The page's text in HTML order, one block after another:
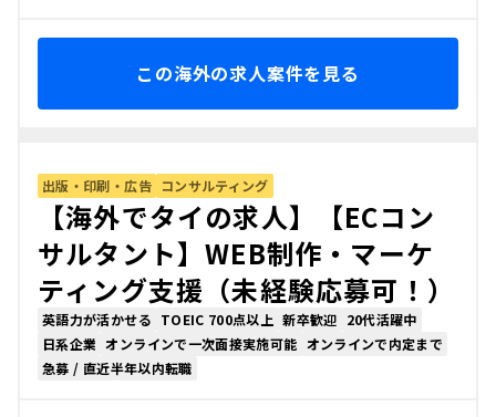
この海外の求人案件を見る
出版・印刷・広告 コンサルティング
【海外でタイの求人】【ECコン
サルタント】WEB制作・マーケ
ティング支援（未経験応募可！）
英語力が活かせる TOEIC 700点以上 新卒歓迎 20代活躍中
日系企業 オンラインで一次面接実施可能 オンラインで内定まで
急募 / 直近半年以内転職